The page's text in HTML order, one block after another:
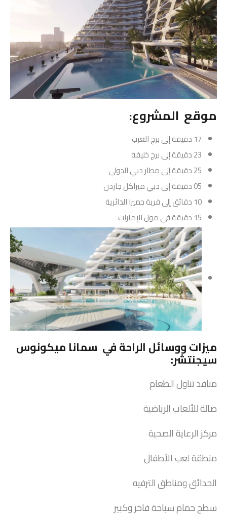
موقع المشروع:
17 دقيقة إلى برج العرب
23 دقيقة إلى برج خليفة
25 دقيقة إلى مطار دبي الدولي
05 دقيقة إلى دبي ميراكل جاردن
10 دقائق إلى قرية جميرا الدائرية
15 دقيقة في مول الإمارات
ميزات ووسائل الراحة في سمانا ميكونوس
سيجنتشر:
منافذ تناول الطعام
صالة للألعاب الرياضية
مركز الرعاية الصحية
منطقة لعب الأطفال
الحدائق ومناطق الترفيه
سطح حمام سباحة فاخر وكبير